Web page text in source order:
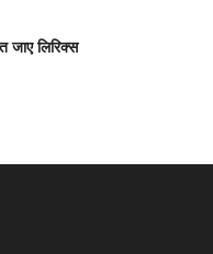
जाए लिरिक्स